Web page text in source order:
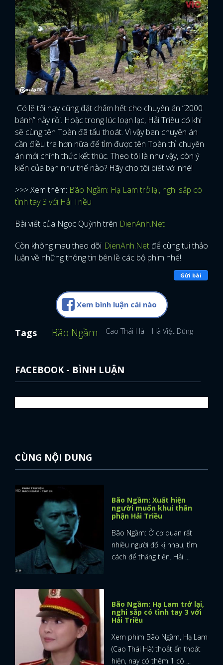
Có lẽ tối nay cũng đặt chấm hết cho chuyên án “2000
bánh” này rồi. Hoặc trong lúc loạn lạc, Hải Triều có khi
sẽ cùng tên Toàn đã tẩu thoát. Vì vậy ban chuyên án
cần điều tra hơn nữa để tìm được tên Toàn thì chuyên
án mới chính thức kết thúc. Theo tôi là như vậy, còn ý
kiến của bạn như thế nào? Hãy cho tôi biết với nhé!
>>> Xem thêm: Bão Ngầm: Hạ Lam trở lại, nghi sắp có
tình tay 3 với Hải Triều
Bài viết của Ngọc Quỳnh trên DienAnh.Net
Còn không mau theo dõi DienAnh.Netđể cùng tui thảo
luận về những thông tin bên lề các bộ phim nhé!
Gửi bài
Xem bình luận cái nào
Tags Bão Ngầm Cao Thái Hà Hà Việt Dũng
FACEBOOK - BÌNH LUẬN
CÙNG NỘI DUNG
Bão Ngầm: Xuất hiện
người muốn khui thân
phận Hải Triều
Bão Ngầm: Ở cơ quan rất
nhiều người đố kị nhau, tìm
cách để thăng tiến. Hải ...
Bão Ngầm: Hạ Lam trở lại,
nghi sắp có tình tay 3 với
Hải Triều
Xem phim Bão Ngầm, Hạ Lam
(Cao Thái Hà) thoắt ẩn thoắt
hiện, nay có thêm 1 cô ...